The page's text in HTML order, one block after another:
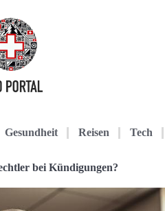
Gesundheit Reisen Tech
bei Kündigungen?